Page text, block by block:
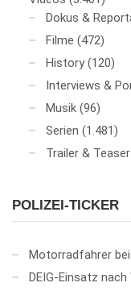
Dokus &
Filme (472)
History (120)
Interviews &
Musik (96)
Serien (1.481)
Trailer & Teaser
POLIZEI-TICKER
Motorradfahrer
DEIG-Einsatz